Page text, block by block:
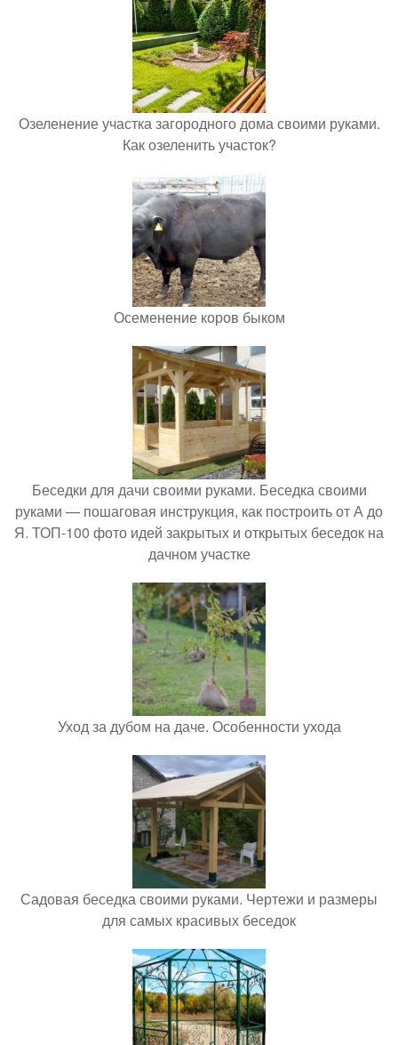
Озеленение участка загородного дома своими руками.
Как озеленить участок?
Осеменение коров быком
Беседки для дачи своими руками. Беседка своими
руками — пошаговая инструкция, как построить от А до
Я. ТОП-100 фото идей закрытых и открытых беседок на
дачном участке
Уход за дубом на даче. Особенности ухода
Садовая беседка своими руками. Чертежи и размеры
для самых красивых беседок